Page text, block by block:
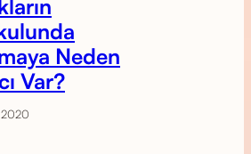
Neden
Var?
2020